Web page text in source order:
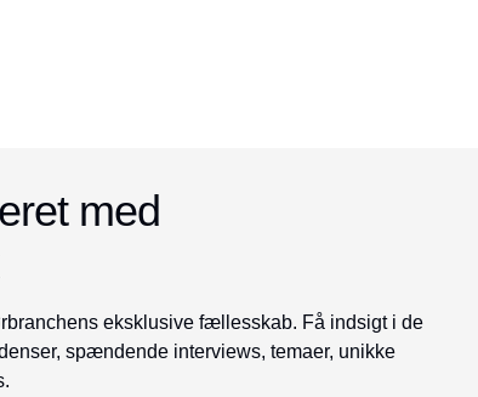
med
eksklusive fællesskab. Få indsigt i de
spændende interviews, temaer, unikke